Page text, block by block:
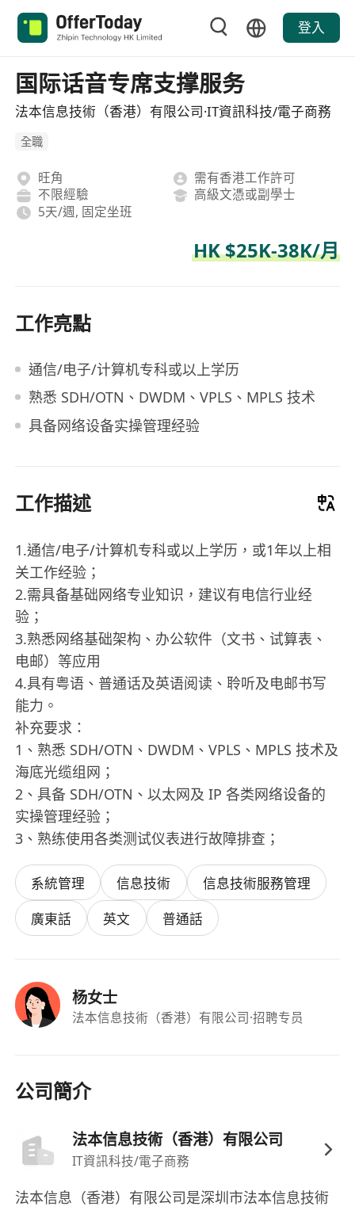
登入
国际话音专席支撑服务
法本信息技術（香港）有限公司·IT資訊科技/電子商務
全職
旺角
需有香港工作許可
不限經驗
高級文憑或副學士
5天/週, 固定坐班
HK $25K-38K/月
工作亮點
通信/电子/计算机专科或以上学历
熟悉 SDH/OTN、DWDM、VPLS、MPLS 技术
具备网络设备实操管理经验
工作描述
1.通信/电子/计算机专科或以上学历，或1年以上相
关工作经验；
2.需具备基础网络专业知识，建议有电信行业经
验；
3.熟悉网络基础架构、办公软件（文书、试算表、
电邮）等应用
4.具有粤语、普通话及英语阅读、聆听及电邮书写
能力。
补充要求：
1、熟悉 SDH/OTN、DWDM、VPLS、MPLS 技术及
海底光缆组网；
2、具备 SDH/OTN、以太网及 IP 各类网络设备的
实操管理经验；
3、熟练使用各类测试仪表进行故障排查；
系統管理 信息技術
信息技術服務管理
廣東話
英文 普通話
杨女士
法本信息技術（香港）有限公司·招聘专员
公司簡介
法本信息技術（香港）有限公司
IT資訊科技/電子商務
法本信息（香港）有限公司是深圳市法本信息技術